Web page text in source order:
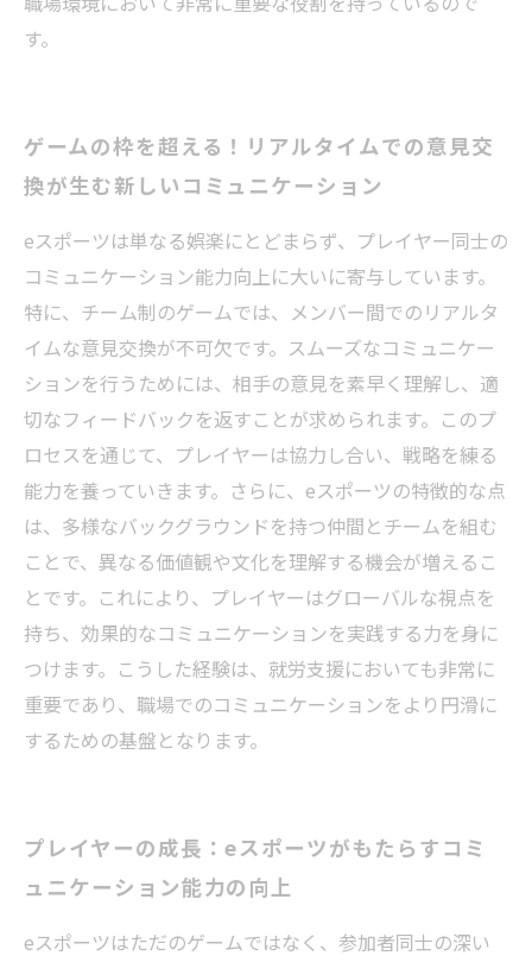
す。
ゲームの枠を超える！リアルタイムでの意見交
換が生む新しいコミュニケーション
eスポーツは単なる娯楽にとどまらず、プレイヤー同士の
コミュニケーション能力向上に大いに寄与しています。
特に、チーム制のゲームでは、メンバー間でのリアルタ
イムな意見交換が不可欠です。スムーズなコミュニケー
ションを行うためには、相手の意見を素早く理解し、適
切なフィードバックを返すことが求められます。このプ
ロセスを通じて、プレイヤーは協力し合い、戦略を練る
能力を養っていきます。さらに、eスポーツの特徴的な点
は、多様なバックグラウンドを持つ仲間とチームを組む
ことで、異なる価値観や文化を理解する機会が増えるこ
とです。これにより、プレイヤーはグローバルな視点を
持ち、効果的なコミュニケーションを実践する力を身に
つけます。こうした経験は、就労支援においても非常に
重要であり、職場でのコミュニケーションをより円滑に
するための基盤となります。
プレイヤーの成長：eスポーツがもたらすコミ
ュニケーション能力の向上
eスポーツはただのゲームではなく、参加者同士の深い